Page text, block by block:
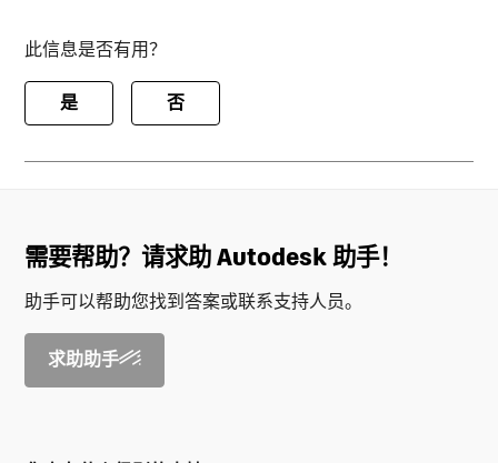
此信息是否有用？
是 否
需要帮助？请求助 Autodesk 助手！
助手可以帮助您找到答案或联系支持人员。
求助助手